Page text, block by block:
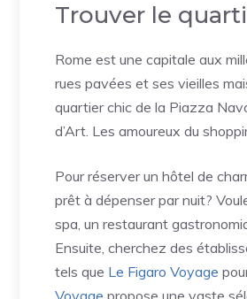
Trouver le
Rome est une capitale aux
rues pavées et ses vieilles
quartier chic de la Piazza
d’Art. Les amoureux du
Pour réserver un hôtel de
prêt à dépenser par nuit?
spa, un restaurant
Ensuite, cherchez des
tels que Le Figaro Voyage
Voyage propose une vaste